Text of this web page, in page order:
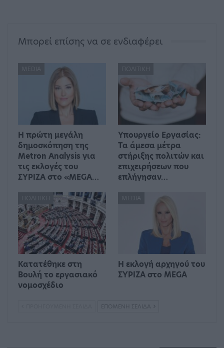
Μπορεί επίσης να σε ενδιαφέρει
MEDIA
Η πρώτη μεγάλη
δημοσκόπηση της
Metron Analysis για
τις εκλογές του
ΣΥΡΙΖΑ στο «MEGA…
ΠΟΛΙΤΙΚΉ
Υπουργείο Εργασίας:
Τα άμεσα μέτρα
στήριξης πολιτών και
επιχειρήσεων που
επλήγησαν…
ΠΟΛΙΤΙΚΉ
Κατατέθηκε στη
Βουλή το εργασιακό
νομοσχέδιο
MEDIA
Η εκλογή αρχηγού του
ΣΥΡΙΖΑ στο MEGA
ΕΠΌΜΕΝΗ ΣΕΛΊΔΑ